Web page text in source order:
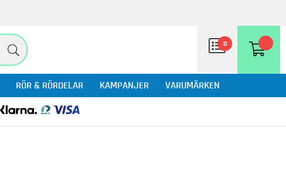
0
RÖR & RÖRDELAR KAMPANJER VARUMÄRKEN